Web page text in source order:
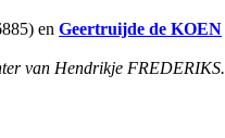
en Geertruijde de KOEN
van Hendrikje FREDERIKS.